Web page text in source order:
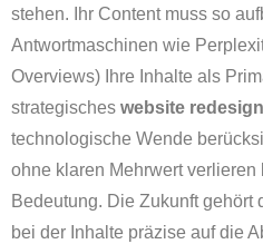
stehen. Ihr Content muss so
Antwortmaschinen wie
Overviews) Ihre Inhalte als
strategisches website redesign
technologische Wende
ohne klaren Mehrwert verlieren
Bedeutung. Die Zukunft gehört
bei der Inhalte präzise auf die